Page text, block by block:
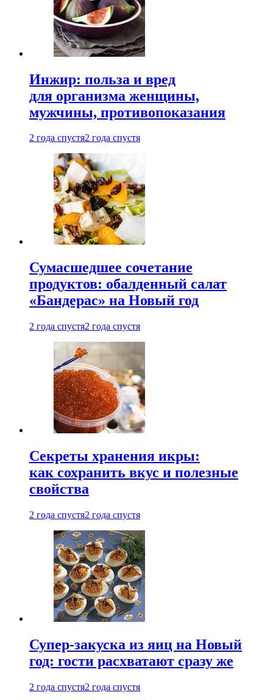
Инжир: польза и вред
для организма женщины,
мужчины, противопоказания
2 года спустя2 года спустя
Сумасшедшее сочетание
продуктов: обалденный салат
«Бандерас» на Новый год
2 года спустя2 года спустя
Секреты хранения икры:
как сохранить вкус и полезные
свойства
2 года спустя2 года спустя
Супер-закуска из яиц на Новый
год: гости расхватают сразу же
2 года спустя2 года спустя